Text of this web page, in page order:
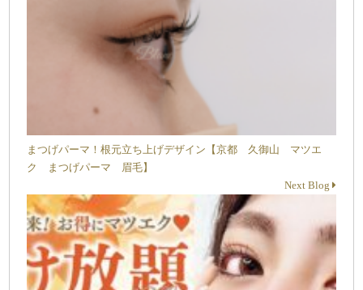
まつげパーマ！根元立ち上げデザイン【京都 久御山 マツエ
ク まつげパーマ 眉毛】
Next Blog